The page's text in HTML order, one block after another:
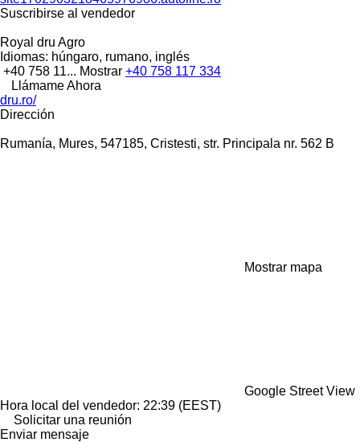
Suscribirse al vendedor
Royal dru Agro
Idiomas: húngaro, rumano, inglés
+40 758 11... Mostrar +40 758 117 334
Llámame Ahora
dru.ro/
Dirección
Rumanía, Mures, 547185, Cristesti, str. Principala nr. 562 B
Mostrar mapa
Google Street View
Hora local del vendedor: 22:39 (EEST)
Solicitar una reunión
Enviar mensaje